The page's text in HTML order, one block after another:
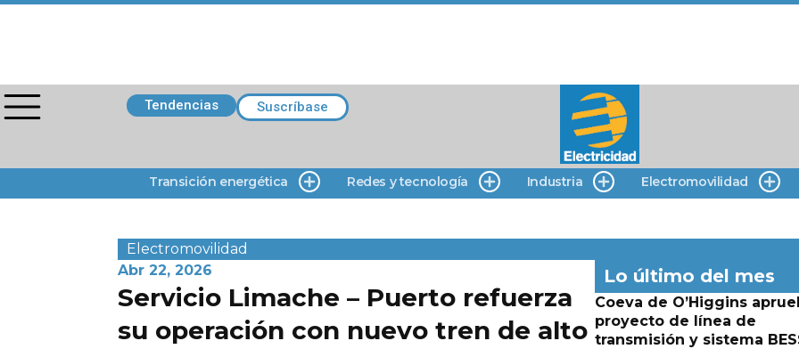
Tendencias Suscríbase
Transición energética Redes y tecnología Industria Electromovilidad
Electromovilidad
Abr 22, 2026
Servicio Limache – Puerto refuerza
su operación con nuevo tren de alto
Lo último del mes
Coeva de O’Higgins
proyecto de línea de
transmisión y sistema